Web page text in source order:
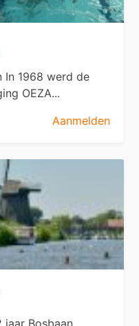
In 1968 werd de
OEZA...
Aanmelden
Bosbaan